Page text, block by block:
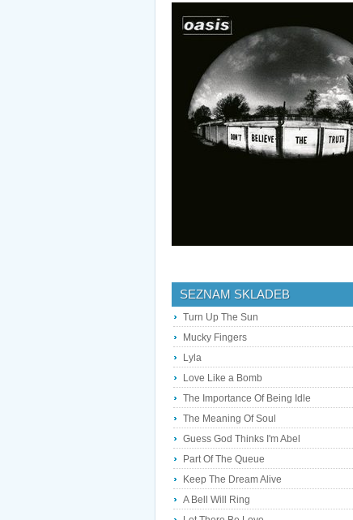
SEZNAM SKLADEB
Turn Up The Sun
Mucky Fingers
Lyla
Love Like a Bomb
The Importance Of Being Idle
The Meaning Of Soul
Guess God Thinks I'm Abel
Part Of The Queue
Keep The Dream Alive
A Bell Will Ring